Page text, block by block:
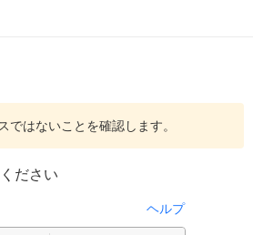
ではないことを確認します。
ださい
ヘルプ